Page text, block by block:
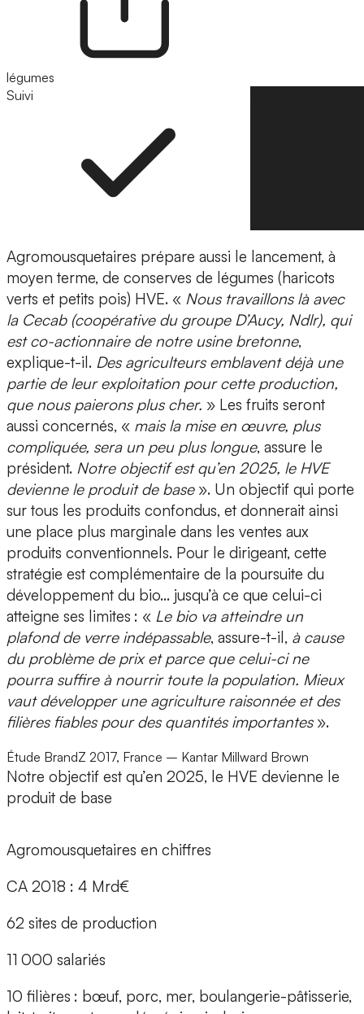
légumes
Suivi
Agromousquetaires prépare aussi le lancement, à
moyen terme, de conserves de légumes (haricots
verts et petits pois) HVE. « Nous travaillons là avec
la Cecab (coopérative du groupe D’Aucy, Ndlr), qui
est co-actionnaire de notre usine bretonne,
explique-t-il. Des agriculteurs emblavent déjà une
partie de leur exploitation pour cette production,
que nous paierons plus cher. » Les fruits seront
aussi concernés, « mais la mise en œuvre, plus
compliquée, sera un peu plus longue, assure le
président. Notre objectif est qu’en 2025, le HVE
devienne le produit de base». Un objectif qui porte
sur tous les produits confondus, et donnerait ainsi
une place plus marginale dans les ventes aux
produits conventionnels. Pour le dirigeant, cette
stratégie est complémentaire de la poursuite du
développement du bio… jusqu’à ce que celui-ci
atteigne ses limites : « Le bio va atteindre un
plafond de verre indépassable, assure-t-il, à cause
du problème de prix et parce que celui-ci ne
pourra suffire à nourrir toute la population. Mieux
vaut développer une agriculture raisonnée et des
filières fiables pour des quantités importantes ».
Étude BrandZ 2017, France – Kantar Millward Brown
Notre objectif est qu’en 2025, le HVE devienne le
produit de base
Agromousquetaires en chiffres
CA 2018 : 4 Mrd€
62 sites de production
11 000 salariés
10 filières : bœuf, porc, mer, boulangerie-pâtisserie,